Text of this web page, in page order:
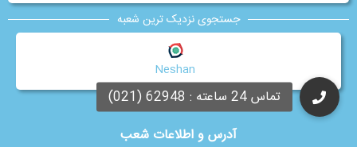
آدرس و اطلاعات شعب
جستجوی نزدیک ترین شعبه
Neshan